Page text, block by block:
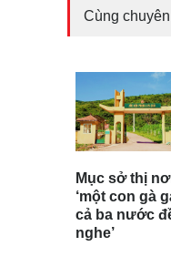
Cùng
Mục sở thị
‘một con gà
cả ba nước
nghe’